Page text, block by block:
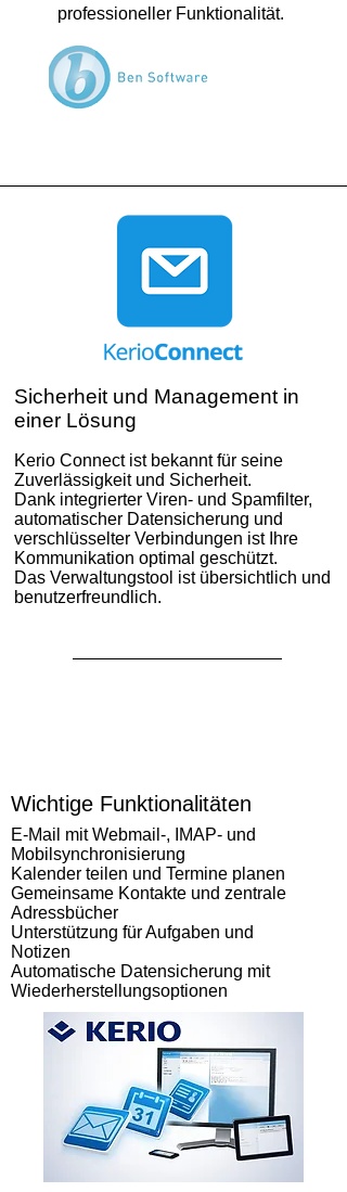
professioneller Funktionalität.
Sicherheit und Management in
einer Lösung
Kerio Connect ist bekannt für seine
Zuverlässigkeit und Sicherheit.
Dank integrierter Viren- und Spamfilter,
automatischer Datensicherung und
verschlüsselter Verbindungen ist Ihre
Kommunikation optimal geschützt.
Das Verwaltungstool ist übersichtlich und
benutzerfreundlich.
Wichtige Funktionalitäten
E-Mail mit Webmail-, IMAP- und
Mobilsynchronisierung
Kalender teilen und Termine planen
Gemeinsame Kontakte und zentrale
Adressbücher
Unterstützung für Aufgaben und
Notizen
Automatische Datensicherung mit
Wiederherstellungsoptionen